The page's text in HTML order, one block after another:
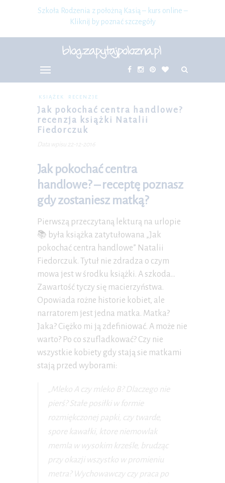
Szkoła Rodzenia z położną Kasią – kurs online –
Kliknij by poznać szczegóły
KSIĄŻEK RECENZJE
Jak pokochać centra handlowe?
recenzja książki Natalii
Fiedorczuk
Data wpisu 22-12-2016
Jak pokochać centra
handlowe? – receptę poznasz
gdy zostaniesz matką?
Pierwszą przeczytaną lekturą na urlopie
📚 była książka zatytułowana „Jak
pokochać centra handlowe” Natalii
Fiedorczuk. Tytuł nie zdradza o czym
mowa jest w środku książki. A szkoda…
Zawartość tyczy się macierzyństwa.
Opowiada rożne historie kobiet, ale
narratorem jest jedna matka. Matka?
Jaka? Ciężko mi ją zdefiniować. A może nie
warto? Po co szufladkować? Czy nie
wszystkie kobiety gdy stają sie matkami
stają przed wyborami:
„Mleko A czy mleko B? Dlaczego nie
pierś? Stałe posiłki w formie
rozmiękczonej papki, czy twarde,
spore kawałki, ktore niemowlak
memla w wysokim krześle, brudząc
przy okazji wszystko w promieniu
metra? Wychowawczy czy praca po